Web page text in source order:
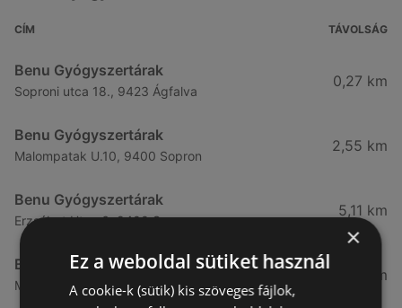
CÍM TÁVOLSÁG
Benu Gyógyszertárak
Soproni utca 18., 9423 Ágfalva
0,27 km
Benu Gyógyszertárak
Malompatak U.10, 9400 Sopron
2,55 km
Benu Gyógyszertárak
Erzsébet Utca 6, 9400 Sopron
5,11 km
Benu Gyógyszertárak
Mátyás Király Utca 23, 9400 Sopron
5,24 km
×
Ez a weboldal sütiket használ
A cookie-k (sütik) kis szöveges fájlok,